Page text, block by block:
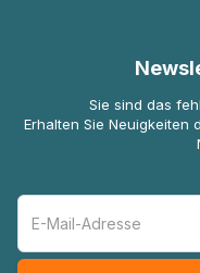
Sie sind das
Erhalten Sie Neuigkeiten